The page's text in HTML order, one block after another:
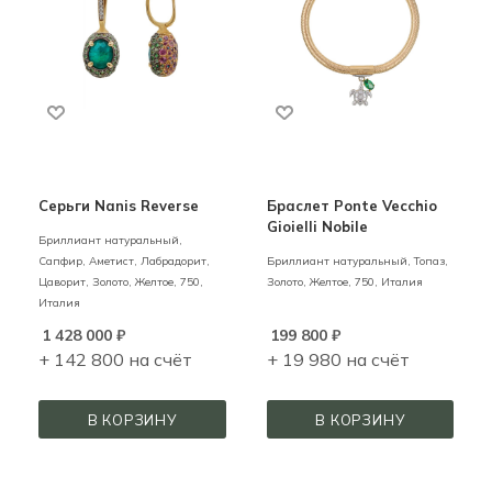
Серьги Nanis Reverse
Бриллиант натуральный,
Сапфир, Аметист, Лабрадорит,
Цаворит, Золото, Желтое, 750,
Италия
1 428 000 ₽
+ 142 800 на счёт
В КОРЗИНУ
Браслет Ponte Vecchio
Gioielli Nobile
Бриллиант натуральный, Топаз,
Золото, Желтое, 750, Италия
199 800₽
+ 19 980 на счёт
В КОРЗИНУ